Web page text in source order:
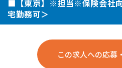
■【東京】※担当※保険会社
宅勤務可＞
この求人への応募